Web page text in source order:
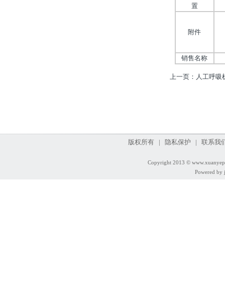
置
附件
销售名称
上一页：人工呼吸
版权所有 | 隐私保护 | 联系
Copyright 2013 ©
Powered by